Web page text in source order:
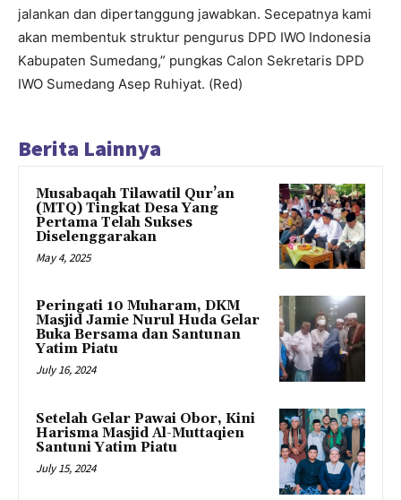
jalankan dan dipertanggung jawabkan. Secepatnya kami
akan membentuk struktur pengurus DPD IWO Indonesia
Kabupaten Sumedang,” pungkas Calon Sekretaris DPD
IWO Sumedang Asep Ruhiyat. (Red)
Berita Lainnya
Musabaqah Tilawatil Qur’an
(MTQ) Tingkat Desa Yang
Pertama Telah Sukses
Diselenggarakan
May 4, 2025
Peringati 10 Muharam, DKM
Masjid Jamie Nurul Huda Gelar
Buka Bersama dan Santunan
Yatim Piatu
July 16, 2024
Setelah Gelar Pawai Obor, Kini
Harisma Masjid Al-Muttaqien
Santuni Yatim Piatu
July 15, 2024